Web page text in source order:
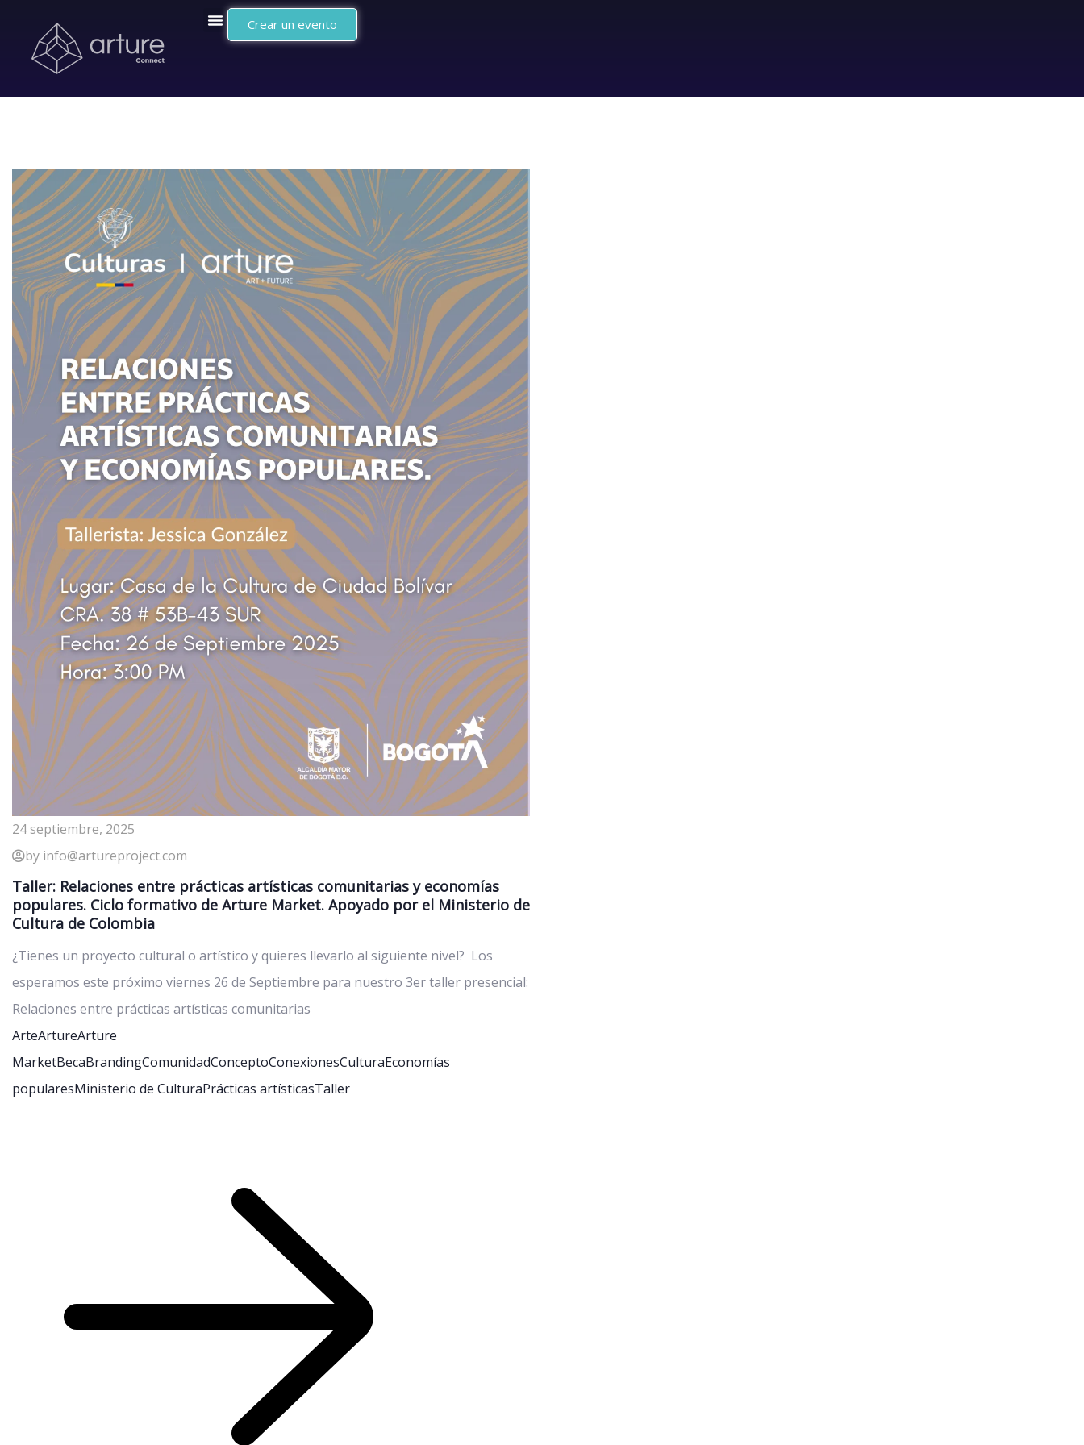
Crear un evento
24 septiembre, 2025
by info@artureproject.com
Taller: Relaciones entre prácticas artísticas comunitarias y economías
populares. Ciclo formativo de Arture Market. Apoyado por el Ministerio de
Cultura de Colombia
¿Tienes un proyecto cultural o artístico y quieres llevarlo al siguiente nivel? Los
esperamos este próximo viernes 26 de Septiembre para nuestro 3er taller presencial:
Relaciones entre prácticas artísticas comunitarias
ArteArtureArture
MarketBecaBrandingComunidadConceptoConexionesCulturaEconomías
popularesMinisterio de CulturaPrácticas artísticasTaller